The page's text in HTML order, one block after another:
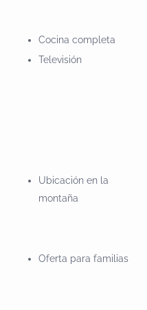
del norte de la Sierra de la
Cuatro
Cocina completa
Televisión
Ubicación en la
montaña
Oferta para familias